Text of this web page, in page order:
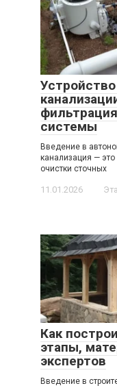
системы
Введение в
канализация —
очистки сточных
11.01.2026
Как
этапы,
экспертов
Введение в